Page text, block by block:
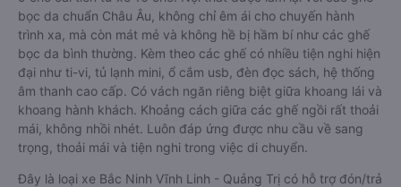
bọc da chuẩn Châu Âu, không chỉ êm ái cho chuyến hành
trình xa, mà còn mát mẻ và không hề bị hầm bí như các ghế
bọc da bình thường. Kèm theo các ghế có nhiều tiện nghi hiện
đại như ti-vi, tủ lạnh mini, ổ cắm usb, đèn đọc sách, hệ thống
âm thanh cao cấp. Có vách ngăn riêng biệt giữa khoang lái và
khoang hành khách. Khoảng cách giữa các ghế ngồi rất thoải
mái, không nhồi nhét. Luôn đáp ứng được nhu cầu về sang
trọng, thoải mái và tiện nghi trong việc di chuyển.
Đây là loại xe Bắc Ninh Vĩnh Linh - Quảng Trị có hỗ trợ đón/trả